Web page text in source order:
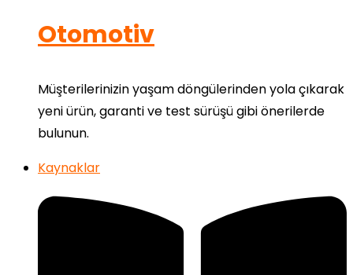
Otomotiv
Müşterilerinizin yaşam döngülerinden yola çıkarak
yeni ürün, garanti ve test sürüşü gibi önerilerde
bulunun.
Kaynaklar